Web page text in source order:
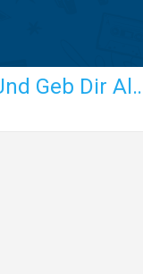
Ich Versprech